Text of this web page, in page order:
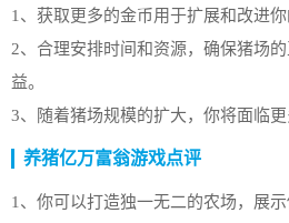
1、获取更多的金币用于扩展和改进你
2、合理安排时间和资源，确保猪场
益。
3、随着猪场规模的扩大，你将面临更
养猪亿万富翁游戏点评
1、你可以打造独一无二的农场，展示